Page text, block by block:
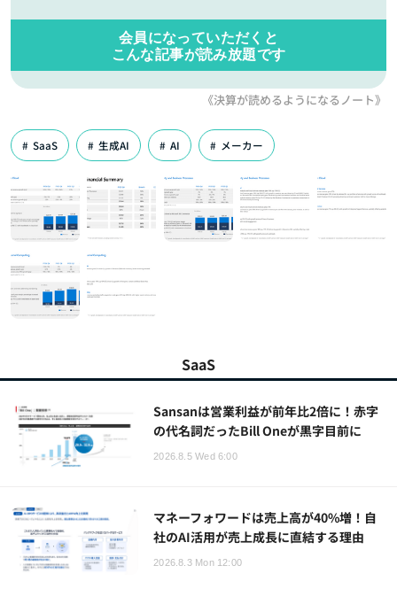
会員になっていただくと
こんな記事が読み放題です
《決算が読めるようになるノート》
SaaS 生成AI AI メーカー
SaaS
Sansanは営業利益が前年比2倍に！赤字
の代名詞だったBill Oneが黒字目前に
2026.8.5 Wed 6:00
マネーフォワードは売上高が40%増！自
社のAI活用が売上成長に直結する理由
2026.8.3 Mon 12:00